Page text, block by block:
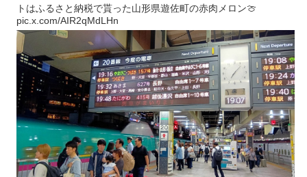
トはふるさと納税で貰った山形県遊佐町の赤肉メロン🍈
pic.x.com/AIR2qMdLHn